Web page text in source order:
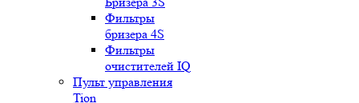
Фильтры
бризера 4S
Фильтры
очистителей IQ
Пульт управления
Tion